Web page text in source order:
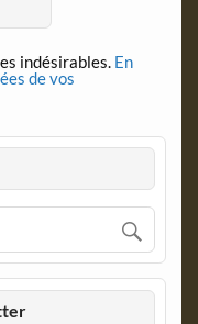
indésirables. En
de vos